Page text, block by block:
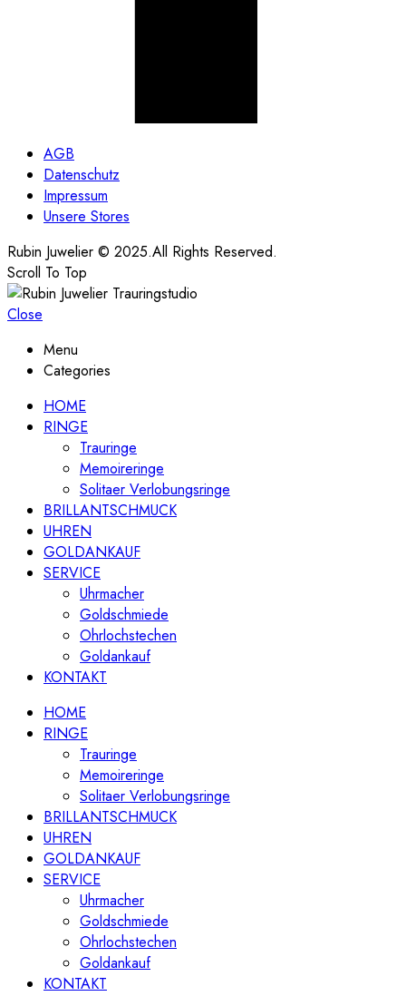
AGB
Datenschutz
Impressum
Unsere Stores
Rubin Juwelier © 2025.All Rights Reserved.
Scroll To Top
Close
Menu
Categories
HOME
RINGE
Trauringe
Memoireringe
Solitaer Verlobungsringe
BRILLANTSCHMUCK
UHREN
GOLDANKAUF
SERVICE
Uhrmacher
Goldschmiede
Ohrlochstechen
Goldankauf
KONTAKT
HOME
RINGE
Trauringe
Memoireringe
Solitaer Verlobungsringe
BRILLANTSCHMUCK
UHREN
GOLDANKAUF
SERVICE
Uhrmacher
Goldschmiede
Ohrlochstechen
Goldankauf
KONTAKT